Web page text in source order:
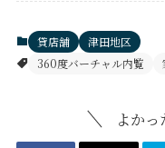
貸店舗
津田地区
360度バーチャル内覧
よかっ